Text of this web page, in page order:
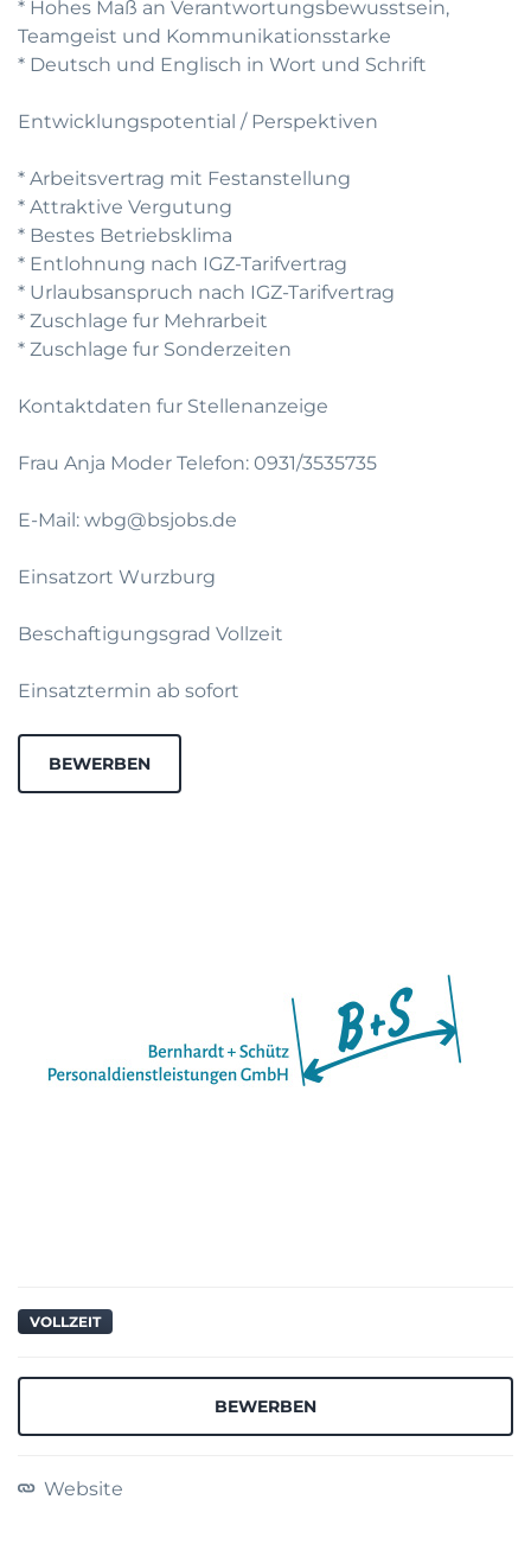
* Hohes Maß an Verantwortungsbewusstsein,
Teamgeist und Kommunikationsstarke
* Deutsch und Englisch in Wort und Schrift
Entwicklungspotential / Perspektiven
* Arbeitsvertrag mit Festanstellung
* Attraktive Vergutung
* Bestes Betriebsklima
* Entlohnung nach IGZ-Tarifvertrag
* Urlaubsanspruch nach IGZ-Tarifvertrag
* Zuschlage fur Mehrarbeit
* Zuschlage fur Sonderzeiten
Kontaktdaten fur Stellenanzeige
Frau Anja Moder Telefon: 0931/3535735
E-Mail: wbg@bsjobs.de
Einsatzort Wurzburg
Beschaftigungsgrad Vollzeit
Einsatztermin ab sofort
BEWERBEN
VOLLZEIT
BEWERBEN
Website